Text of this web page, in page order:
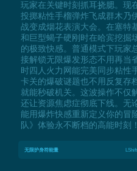
玩家在关键时刻抓耳挠腮。现
投掷粘性手榴弹炸飞成群木乃
战变成烟花表演大会。在塞特
和巨型蝎子硬刚时在哈宾挖掘
的极致快感。普通模式下玩家
接解锁无限爆发形态不用再当
时四人火力网能完美同步粘性
卡关的爆破谜题也不用反复存
就能秒破机关。这波操作不仅
还让资源焦虑症彻底下线。无
能用爆炸快感重新定义你的冒
队》体验永不断档的高能时刻！
无限护身符能量